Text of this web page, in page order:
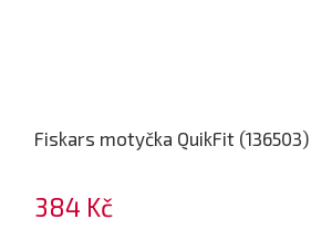
Fiskars motyčka QuikFit (136503)
384 Kč